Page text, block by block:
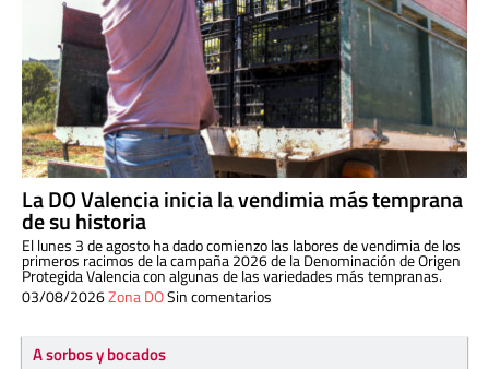
La DO Valencia inicia la vendimia más temprana
de su historia
El lunes 3 de agosto ha dado comienzo las labores de vendimia de los
primeros racimos de la campaña 2026 de la Denominación de Origen
Protegida Valencia con algunas de las variedades más tempranas.
03/08/2026Zona DOSin comentarios
A sorbos y bocados